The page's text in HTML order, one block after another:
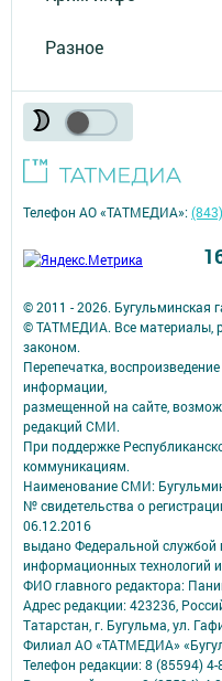
Разное
© 2011 - 2026. Бугульминская
© ТАТМЕДИА. Все материалы,
законом.
Перепечатка,
информации,
размещенной на сайте,
редакций СМИ.
При поддержке
коммуникациям.
Наименование СМИ:
№ свидетельства о
06.12.2016
выдано Федеральной службой
информационных технологий
ФИО главного редактора:
Адрес редакции: 423236,
Татарстан, г. Бугульма, ул.
Филиал АО «ТАТМЕДИА»
Телефон редакции: 8 (85594) 4-
Телефон АО «ТАТМЕДИА»: